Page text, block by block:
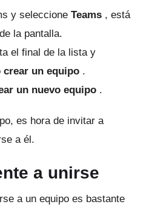
y seleccione Teams , está
la pantalla.
el final de la lista y
crear un equipo .
un nuevo equipo .
es hora de invitar a
a él.
a unirse
a un equipo es bastante